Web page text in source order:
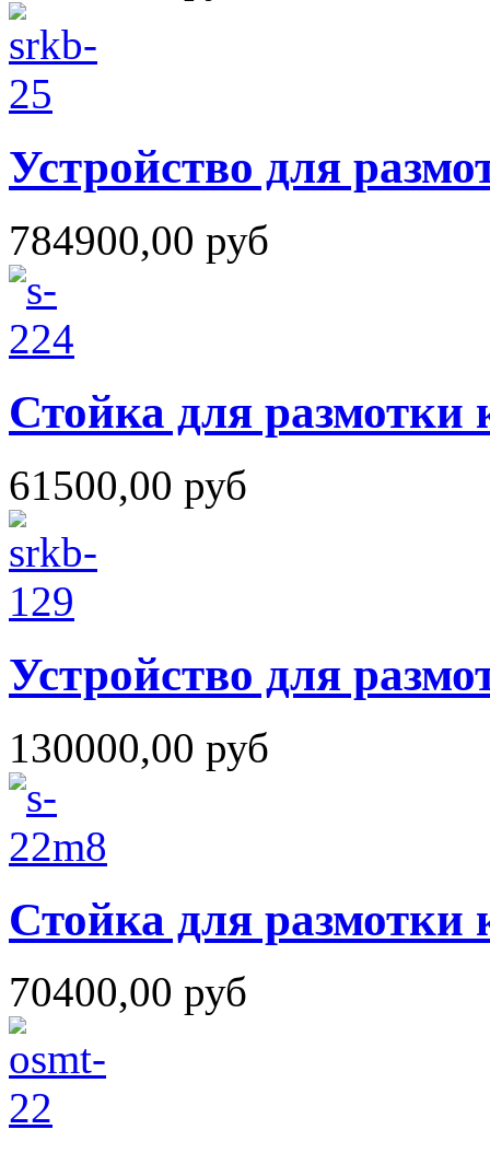
Устройство для
784900,00 руб
Стойка для размотки
61500,00 руб
Устройство для
130000,00 руб
Стойка для размотки
70400,00 руб